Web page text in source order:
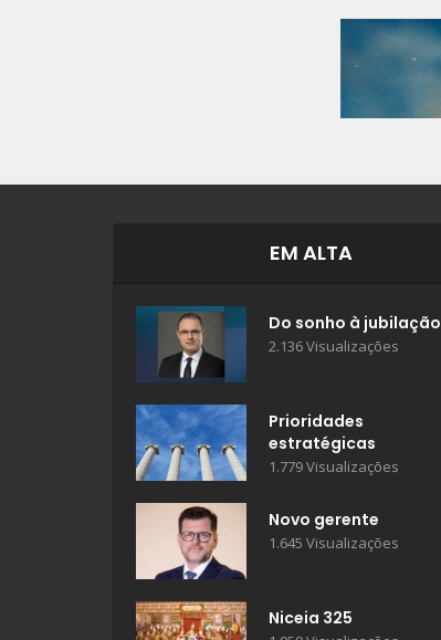
EM ALTA
Do sonho à jubilação
2.136 Visualizações
Prioridades
estratégicas
1.779 Visualizações
Novo gerente
1.645 Visualizações
Niceia 325